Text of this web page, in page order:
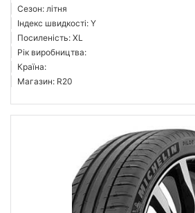
Сезон: літня
Індекс швидкості: Y
Посиленість: XL
Рік виробництва:
Країна:
Магазин: R20